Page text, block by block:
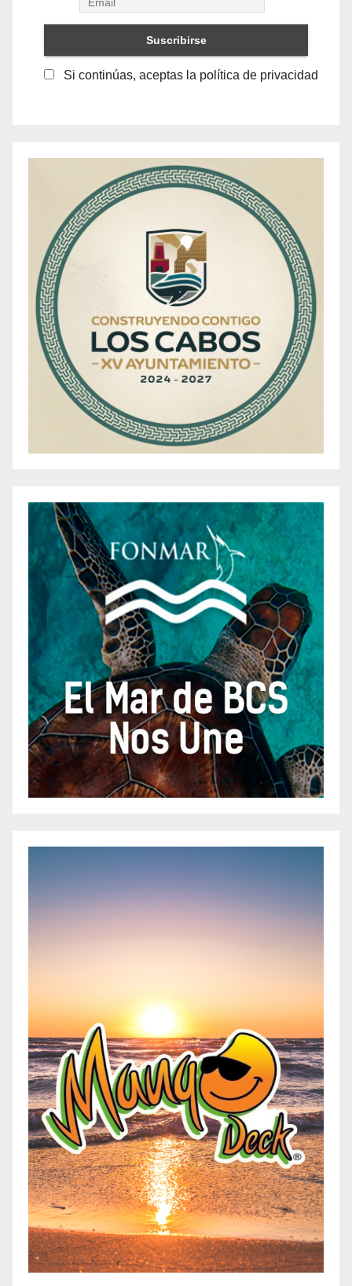
Si continúas, aceptas la política de privacidad